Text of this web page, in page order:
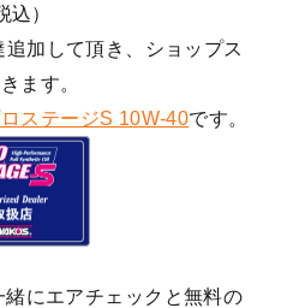
）
追加して頂き、ショップス
ます。
ステージS 10W-40です。
にエアチェックと無料の